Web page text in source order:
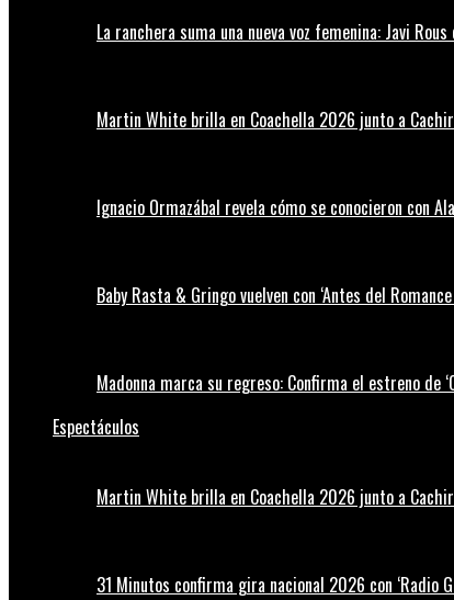
La ranchera suma una nueva voz femenina: Javi
Martin White brilla en Coachella 2026 junto a
Ignacio Ormazábal revela cómo se conocieron con
Baby Rasta & Gringo vuelven con ‘Antes del
Madonna marca su regreso: Confirma el estreno de
Espectáculos
Martin White brilla en Coachella 2026 junto a
31 Minutos confirma gira nacional 2026 con ‘Radio